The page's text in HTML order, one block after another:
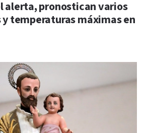
alerta, pronostican varios
temperaturas máximas en